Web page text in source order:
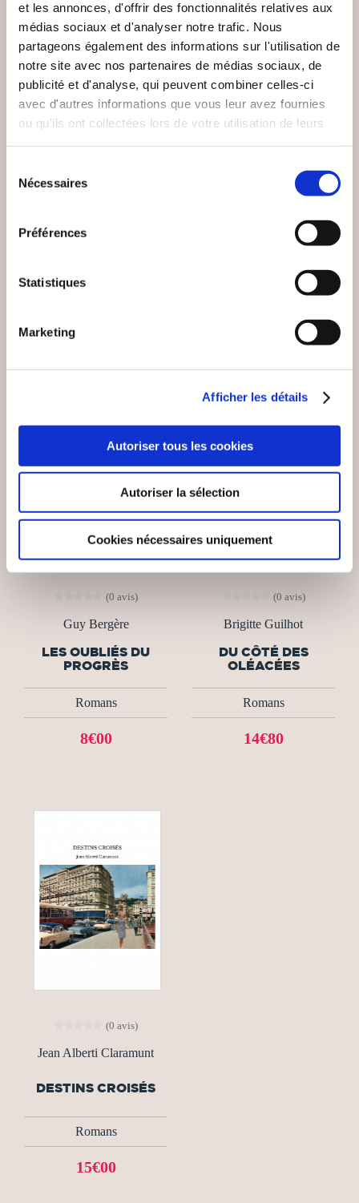
et les annonces, d'offrir des fonctionnalités relatives aux
médias sociaux et d'analyser notre trafic. Nous
partageons également des informations sur l'utilisation de
notre site avec nos partenaires de médias sociaux, de
publicité et d'analyse, qui peuvent combiner celles-ci
avec d'autres informations que vous leur avez fournies
ou qu'ils ont collectées lors de votre utilisation de leurs
Nécessaires
Préférences
Statistiques
Marketing
Afficher les détails
Autoriser tous les cookies
Autoriser la sélection
Cookies nécessaires uniquement
PAR LA BRÈCHE
Patrick BENT
JOCASTE 2.0
(0 avis)
Guy Bergère
LES OUBLIÉS DU
PROGRÈS
Romans
8€00
(0 avis)
Brigitte Guilhot
DU CÔTÉ DES
OLÉACÉES
Romans
14€80
(0 avis)
Jean Alberti Claramunt
DESTINS CROISÉS
Romans
15€00